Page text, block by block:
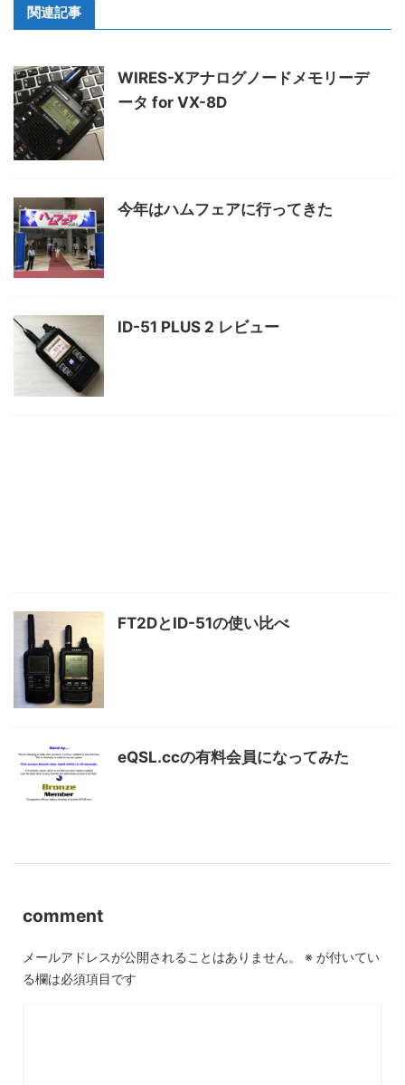
関連記事
WIRES-Xアナログノードメモリーデ
ータ for VX-8D
今年はハムフェアに行ってきた
ID-51 PLUS 2 レビュー
FT2DとID-51の使い比べ
eQSL.ccの有料会員になってみた
comment
メールアドレスが公開されることはありません。 ※ が付いてい
る欄は必須項目です